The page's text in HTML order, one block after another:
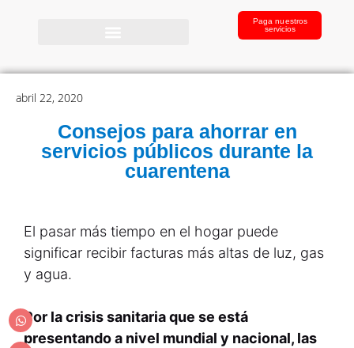
Paga nuestros
servicios
abril 22, 2020
Consejos para ahorrar en
servicios públicos durante la
cuarentena
El pasar más tiempo en el hogar puede
significar recibir facturas más altas de luz, gas
y agua.
Por la crisis sanitaria que se está
presentando a nivel mundial y nacional, las